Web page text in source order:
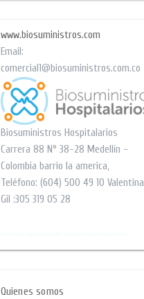
www.biosuministros.com
Email:
comercial1@biosuministros.com.co
Biosuministros Hospitalarios
Carrera 88 N° 38-28 Medellín -
Colombia barrio la america,
Teléfono: (604) 500 49 10 Valentina
Gil :305 319 05 28
Quienes somos